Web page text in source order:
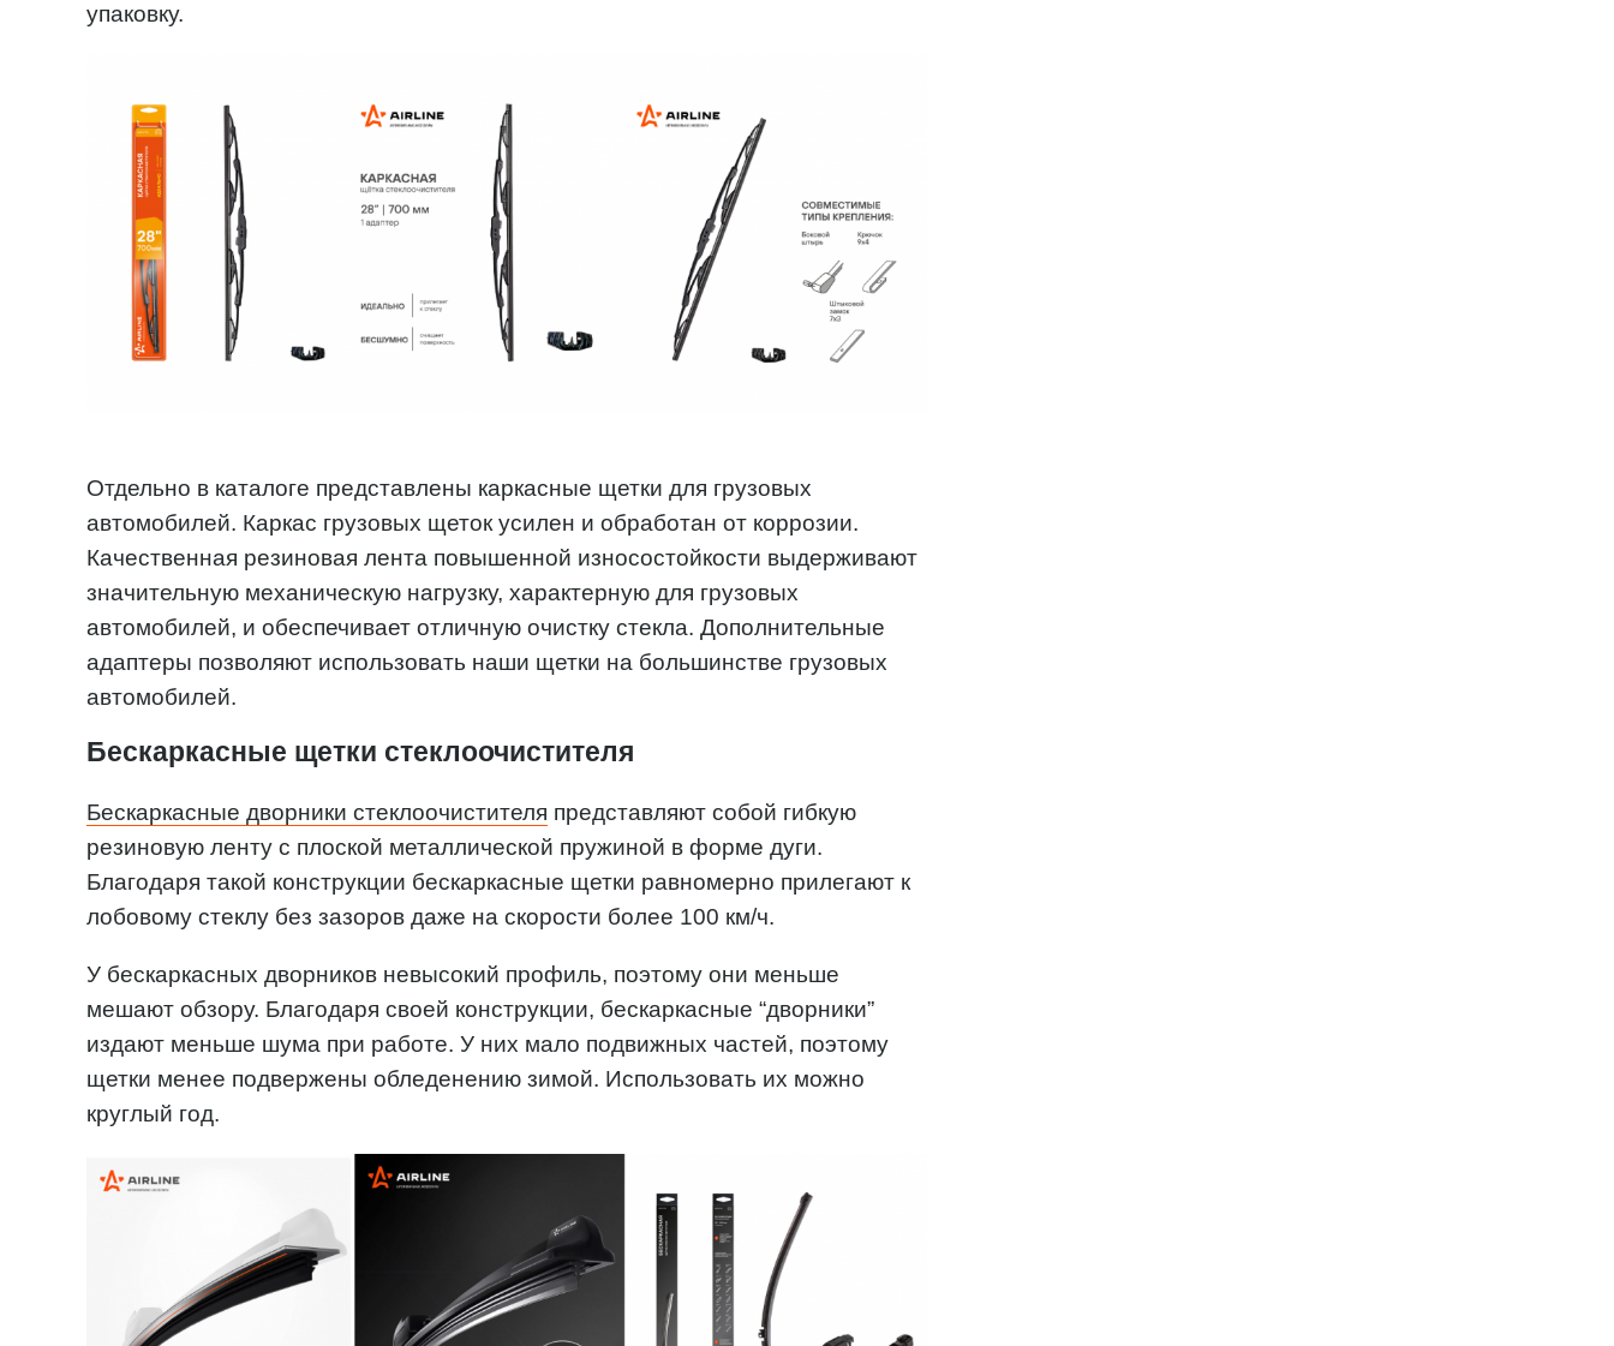
упаковку.
Отдельно в каталоге представлены каркасные щетки для грузовых
автомобилей. Каркас грузовых щеток усилен и обработан от коррозии.
Качественная резиновая лента повышенной износостойкости выдерживают
значительную механическую нагрузку, характерную для грузовых
автомобилей, и обеспечивает отличную очистку стекла. Дополнительные
адаптеры позволяют использовать наши щетки на большинстве грузовых
автомобилей.
Бескаркасные щетки стеклоочистителя
Бескаркасные дворники стеклоочистителя представляют собой гибкую
резиновую ленту с плоской металлической пружиной в форме дуги.
Благодаря такой конструкции бескаркасные щетки равномерно прилегают к
лобовому стеклу без зазоров даже на скорости более 100 км/ч.
У бескаркасных дворников невысокий профиль, поэтому они меньше
мешают обзору. Благодаря своей конструкции, бескаркасные “дворники”
издают меньше шума при работе. У них мало подвижных частей, поэтому
щетки менее подвержены обледенению зимой. Использовать их можно
круглый год.